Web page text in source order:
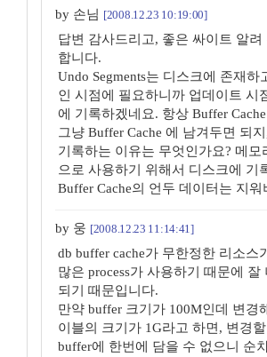
by 손님 [2008.12.23 10:19:00]
답변 감사드리고, 좋은 싸이트 알려
합니다.
Undo Segments는 디스크에 존재하
인 시점에 필요하니까 업데이트 시
에 기록하겠네요. 항상 Buffer
그냥 Buffer Cache 에 남겨두면 되
기록하는 이유는 무엇인가요? 메모
으로 사용하기 위해서 디스크에 기
Buffer Cache의 언두 데이터는 지워
by 웅 [2008.12.23 11:14:41]
db buffer cache가 무한정한 리소스
많은 process가 사용하기 때문에 잘
되기 때문입니다.
만약 buffer 크기가 100M인데 변경
이블의 크기가 1G라고 하면, 변경
buffer에 한번에 담을 수 없으니 순